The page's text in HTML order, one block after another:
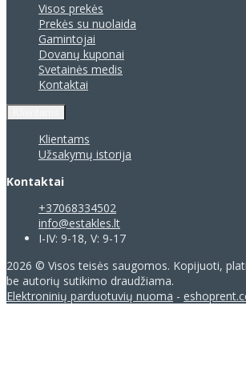
Visos prekės
Prekės su nuolaida
Gamintojai
Dovanų kuponai
Svetainės medis
Kontaktai
Klientams
Užsakymų istorija
Kontaktai
+37068334502
info@estakles.lt
I-IV: 9-18, V: 9-17
2026 © Visos teisės saugomos. Kopijuoti,
be autorių sutikimo draudžiama.
Elektroninių parduotuvių nuoma -